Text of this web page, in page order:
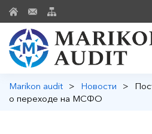
Marikon audit > Новости >
о переходе на МСФО